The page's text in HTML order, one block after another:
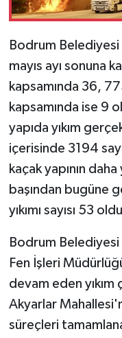
Bodrum Belediyesi
mayıs ayı sonuna
kapsamında 36,
kapsamında ise 9
yapıda yıkım
içerisinde 3194
kaçak yapının daha
başından bugüne
yıkımı sayısı 53
Bodrum
Fen İşleri
devam eden yıkım
Akyarlar
süreçleri